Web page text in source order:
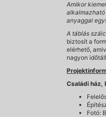
Amikor
anyaggal
A táblás
biztosít a
elérhető,
nagyon
Családi ház,
Fotó: